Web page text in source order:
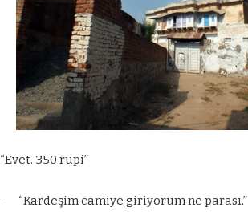
“Evet. 350 rupi”
“Kardeşim camiye giriyorum ne parası.”